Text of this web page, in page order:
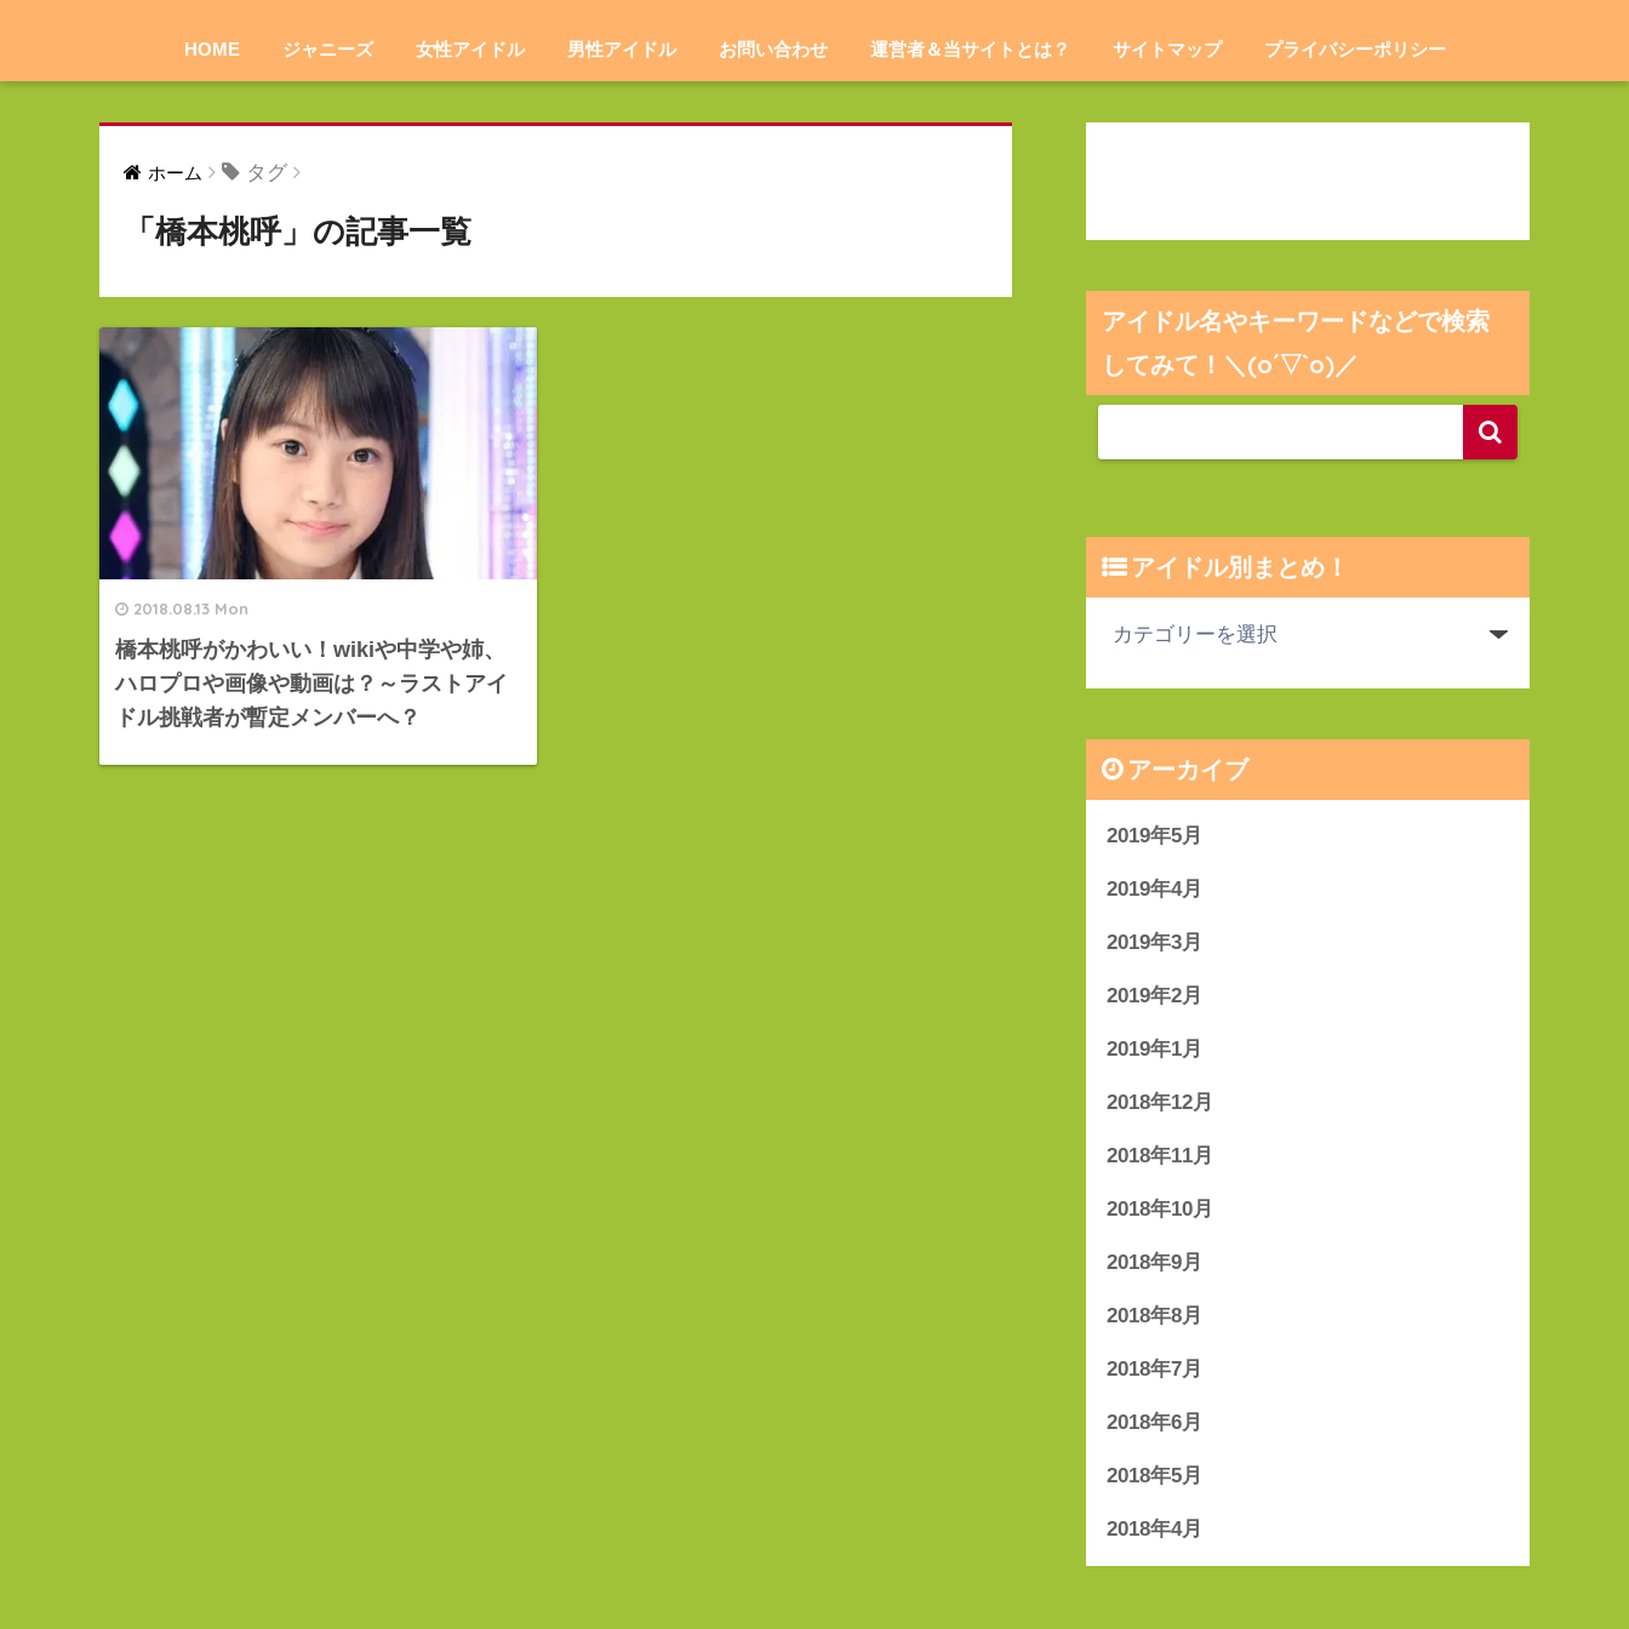
HOME ジャニーズ 女性アイドル 男性アイドル お問い合わせ 運営者＆当サイトとは？ サイトマップ プライバシーポリシー
ホーム タグ
「橋本桃呼」の記事一覧
2018.08.13 Mon
橋本桃呼がかわいい！wikiや中学や姉、
ハロプロや画像や動画は？～ラストアイ
ドル挑戦者が暫定メンバーへ？
アイドル名やキーワードなどで検索
してみて！＼(o´▽`o)／
アイドル別まとめ！
アーカイブ
2019年5月
2019年4月
2019年3月
2019年2月
2019年1月
2018年12月
2018年11月
2018年10月
2018年9月
2018年8月
2018年7月
2018年6月
2018年5月
2018年4月